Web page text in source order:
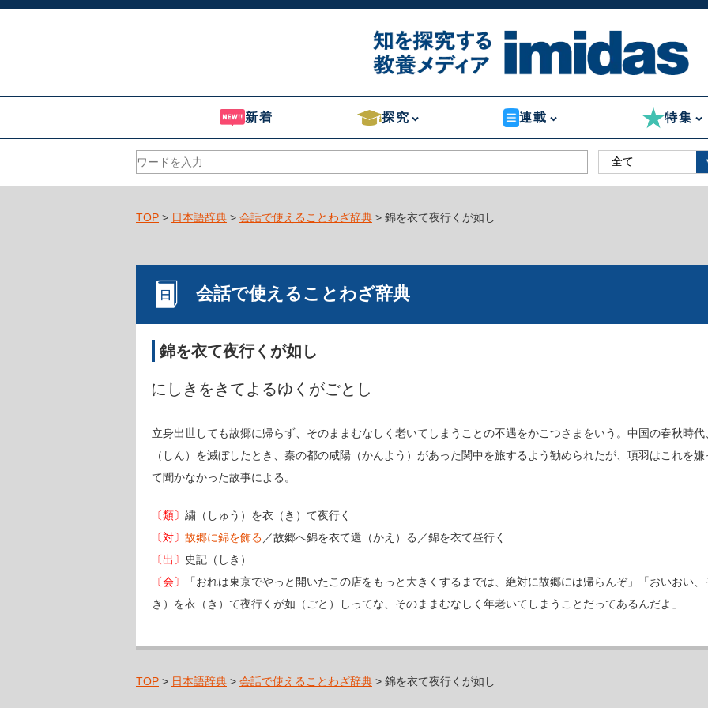
新着 探究 連載 特集
TOP > 日本語辞典 > 会話で使えることわざ辞典 > 錦を衣て夜行くが如し
会話で使えることわざ辞典
錦を衣て夜行くが如し
にしきをきてよるゆくがごとし
立身出世しても故郷に帰らず、そのままむなしく老いてしまうことの不遇をかこつさまをいう。中国の春秋時
（しん）を滅ぼしたとき、秦の都の咸陽（かんよう）があった関中を旅するよう勧められたが、項羽はこれを
て聞かなかった故事による。
〔類〕 繍（しゅう）を衣（き）て夜行く
〔対〕 故郷に錦を飾る ／故郷へ錦を衣て還（かえ）る／錦を衣て昼行く
〔出〕
史記（しき）
〔会〕
「おれは東京でやっと開いたこの店をもっと大きくするまでは、絶対に故郷には帰らんぞ」「おいおい
き）を衣（き）て夜行くが如（ごと）しってな、そのままむなしく年老いてしまうことだってあるんだよ」
TOP > 日本語辞典 > 会話で使えることわざ辞典 > 錦を衣て夜行くが如し